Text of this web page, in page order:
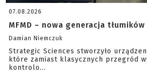
07.08.2026
MFMD – nowa generacja tłumików
Damian Niemczuk
Strategic Sciences stworzyło
które zamiast klasycznych przegród
kontrolo...